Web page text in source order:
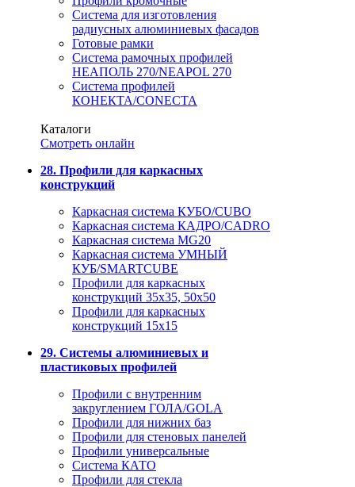
Система для изготовления
радиусных алюминиевых фасадов
Готовые рамки
Система рамочных профилей
НЕАПОЛЬ 270/NEAPOL 270
Система профилей
КОНЕКТА/CONECTA
Каталоги
Смотреть онлайн
28. Профили для каркасных
конструкций
Каркасная система КУБО/CUBO
Каркасная система КАДРО/CADRO
Каркасная система MG20
Каркасная система УМНЫЙ
КУБ/SMARTCUBE
Профили для каркасных
конструкций 35x35, 50x50
Профили для каркасных
конструкций 15х15
29. Системы алюминиевых и
пластиковых профилей
Профили с внутренним
закруглением ГОЛА/GOLA
Профили для нижних баз
Профили для стеновых панелей
Профили универсальные
Система КАТО
Профили для стекла